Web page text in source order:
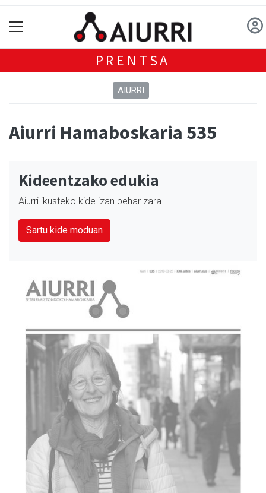
PRENTSA
AIURRI
Aiurri Hamaboskaria 535
Kideentzako edukia
Aiurri ikusteko kide izan behar zara.
Sartu kide moduan